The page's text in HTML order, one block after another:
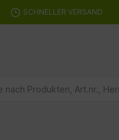
SCHNELLER VERSAND